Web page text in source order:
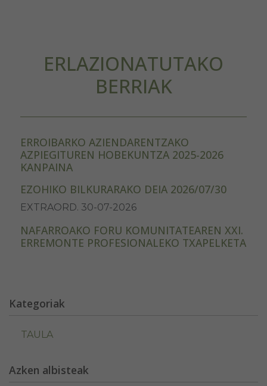
ERLAZIONATUTAKO
BERRIAK
ERROIBARKO AZIENDARENTZAKO
AZPIEGITUREN HOBEKUNTZA 2025-2026
KANPAINA
EZOHIKO BILKURARAKO DEIA 2026/07/30
EXTRAORD. 30-07-2026
NAFARROAKO FORU KOMUNITATEAREN XXI.
ERREMONTE PROFESIONALEKO TXAPELKETA
Kategoriak
TAULA
Azken albisteak